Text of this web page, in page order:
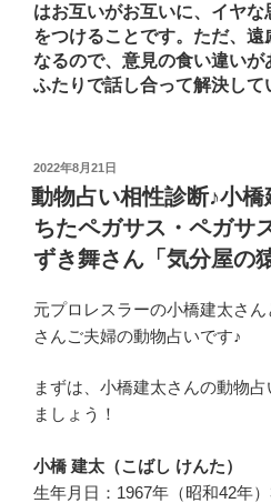
はお互いがお互いに、イヤ
をつけることです。ただ、
なるので、意見の食い違い
ふたりで話し合って解決して
投
稿
日:
2022年8月21日
動物占い相性診断♪小
ちたペガサス・ペガサ
ずき舞さん「気分屋の
元プロレスラーの小橋建太さ
さんご夫婦の動物占いです♪
まずは、小橋建太さんの動物
ましょう！
小橋 建太（こばし けんた）
生年月日：1967年（昭和42年